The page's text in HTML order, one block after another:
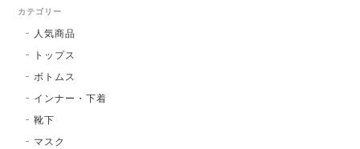
カテゴリー
人気商品
トップス
ボトムス
インナー・下着
靴下
マスク